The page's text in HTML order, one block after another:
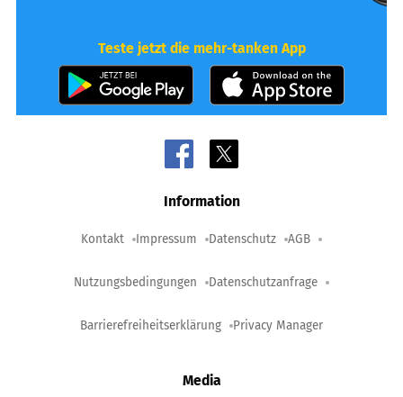
Teste jetzt die mehr-tanken App
Information
Kontakt Impressum Datenschutz AGB
Nutzungsbedingungen Datenschutzanfrage
Barrierefreiheitserklärung Privacy Manager
Media